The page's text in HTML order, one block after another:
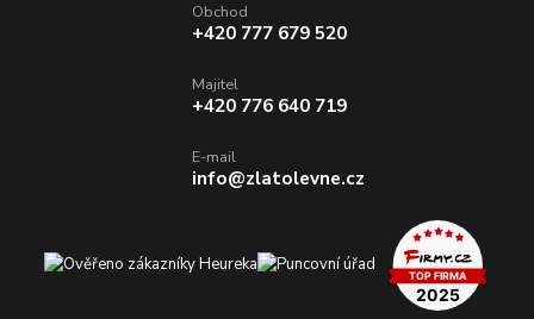
Obchod
+420 777 679 520
Majitel
+420 776 640 719
E-mail
info@zlatolevne.cz